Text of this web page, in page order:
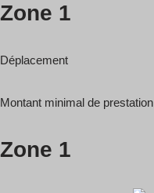
Zone 1
Déplacement
Montant minimal de prestation
Zone 1